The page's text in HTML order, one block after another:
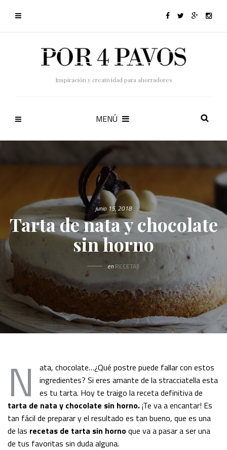
Inspiración y creatividad para ahorradores
MENÚ
junio 15, 2018
Tarta de nata y chocolate
sin horno
enRECETAS
N
ata, chocolate…¿Qué postre puede fallar con estos
ingredientes? Si eres amante de la stracciatella esta
es tu tarta. Hoy te traigo la receta definitiva de
tarta de nata y chocolate sin horno.¡Te va a encantar! Es
tan fácil de preparar y el resultado es tan bueno, que es una
de las recetas de tarta sin hornoque va a pasar a ser una
de tus favoritas sin duda alguna.